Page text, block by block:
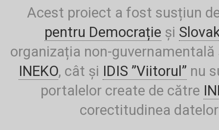
Acest proiect a fost susțiun
pentru Democrație și
organizația non-
INEKO, cât și IDIS ”Viitorul” nu
portalelor create de către
corectitudinea